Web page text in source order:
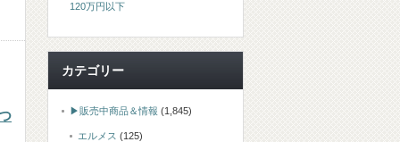
120万円以下
カテゴリー
▶販売中商品＆情報 (1,845)
エルメス (125)